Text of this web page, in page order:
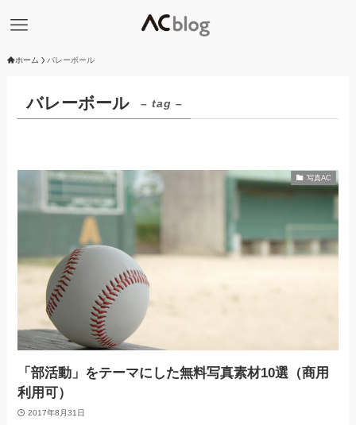
ホーム バレーボール
バレーボール – tag –
写真AC
「部活動」をテーマにした無料写真素材10選（商用
利用可）
2017年8月31日